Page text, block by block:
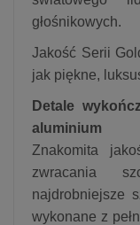
głośnikowych.
Jakość Serii
jak piękne,
Detale
aluminium
Znakomita
zwracania
najdrobniejsze
wykonane z